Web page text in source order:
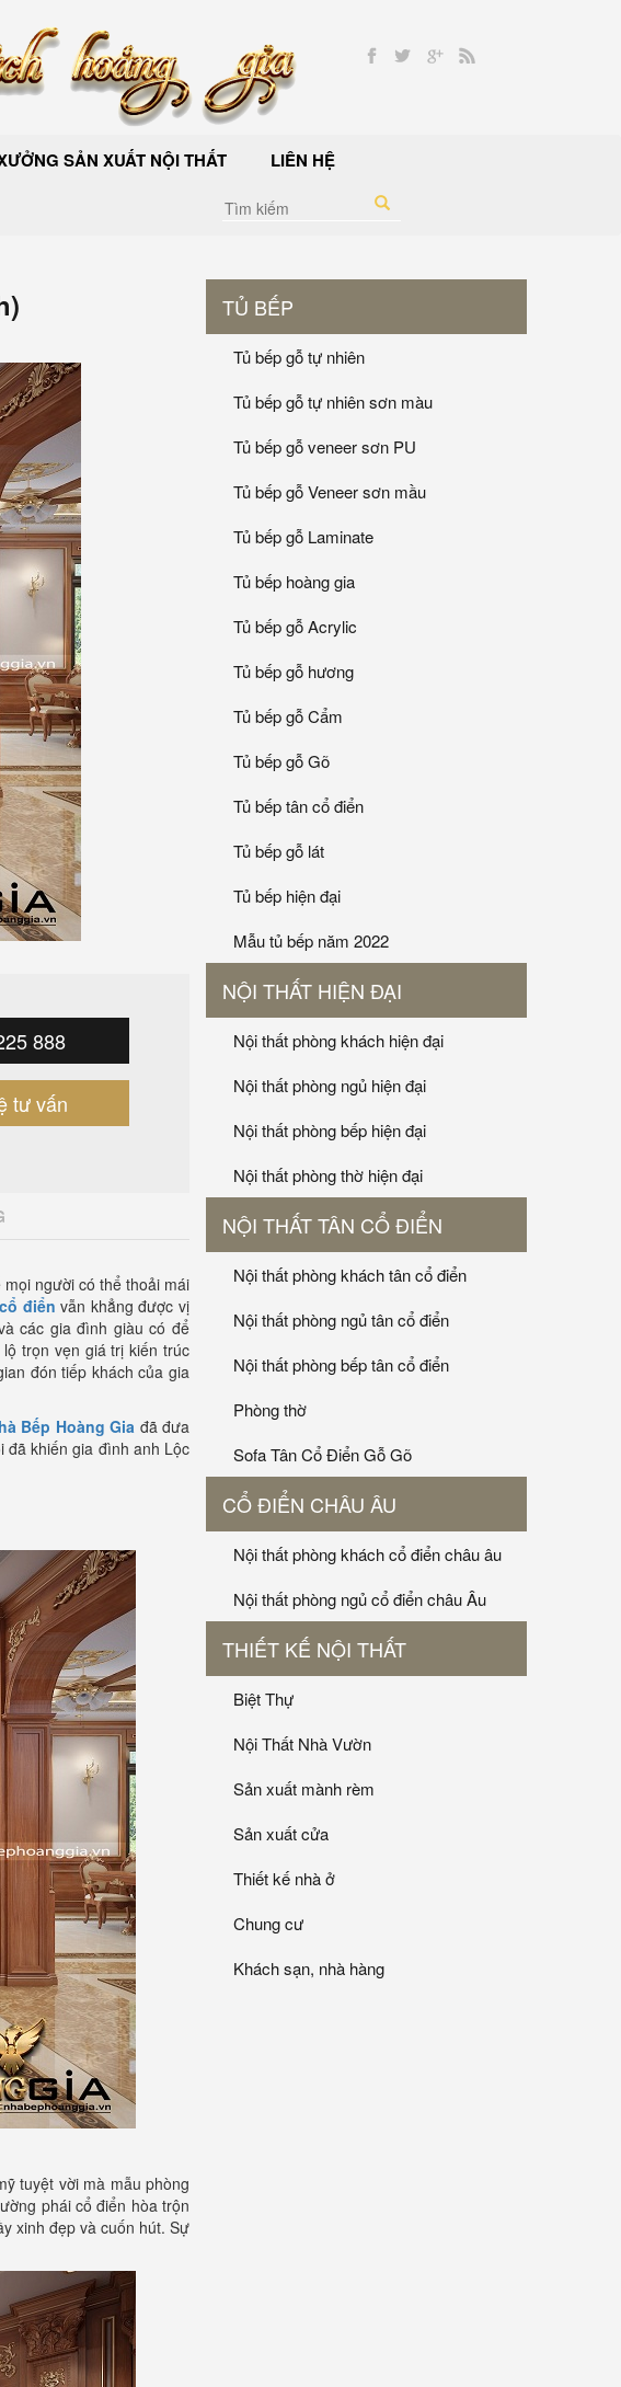
SẢN XUẤT NỘI THẤT LIÊN HỆ
888
tư vấn
người có thể thoải mái
điển vẫn khẳng được vị
các gia đình giàu có để
trọn vẹn giá trị kiến trúc
đón tiếp khách của gia
Bếp Hoàng Gia đã đưa
đã khiến gia đình anh Lộc
tuyệt vời mà mẫu phòng
phái cổ điển hòa trộn
xinh đẹp và cuốn hút. Sự
TỦ BẾP
Tủ bếp gỗ tự nhiên
Tủ bếp gỗ tự nhiên sơn màu
Tủ bếp gỗ veneer sơn PU
Tủ bếp gỗ Veneer sơn mầu
Tủ bếp gỗ Laminate
Tủ bếp hoàng gia
Tủ bếp gỗ Acrylic
Tủ bếp gỗ hương
Tủ bếp gỗ Cẩm
Tủ bếp gỗ Gõ
Tủ bếp tân cổ điển
Tủ bếp gỗ lát
Tủ bếp hiện đại
Mẫu tủ bếp năm 2022
NỘI THẤT HIỆN ĐẠI
Nội thất phòng khách hiện đại
Nội thất phòng ngủ hiện đại
Nội thất phòng bếp hiện đại
Nội thất phòng thờ hiện đại
NỘI THẤT TÂN CỔ ĐIỂN
Nội thất phòng khách tân cổ điển
Nội thất phòng ngủ tân cổ điển
Nội thất phòng bếp tân cổ điển
Phòng thờ
Sofa Tân Cổ Điển Gỗ Gõ
CỔ ĐIỂN CHÂU ÂU
Nội thất phòng khách cổ điển châu âu
Nội thất phòng ngủ cổ điển châu Âu
THIẾT KẾ NỘI THẤT
Biệt Thự
Nội Thất Nhà Vườn
Sản xuất mành rèm
Sản xuất cửa
Thiết kế nhà ở
Chung cư
Khách sạn, nhà hàng